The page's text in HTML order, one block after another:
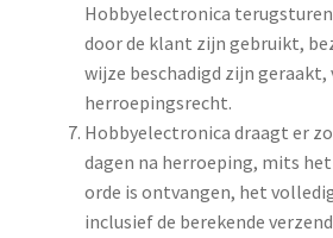
Hobbyelectronica
door de klant zijn gebruikt,
wijze beschadigd zijn
herroepingsrecht.
Hobbyelectronica draagt er
dagen na herroeping, mits
orde is ontvangen, het
inclusief de berekende